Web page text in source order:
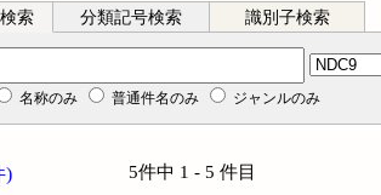
索 分類記号検索 識別子検索
名称のみ 普通件名のみ ジャンルのみ
)
5件中 1 - 5 件目